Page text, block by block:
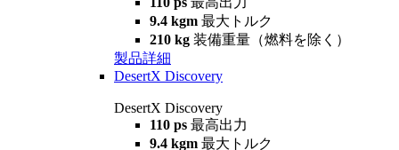
9.4 kgm 最大トルク
210 kg 装備重量（燃料を除く）
製品詳細
DesertX Discovery
DesertX Discovery
110 ps 最高出力
9.4 kgm 最大トルク